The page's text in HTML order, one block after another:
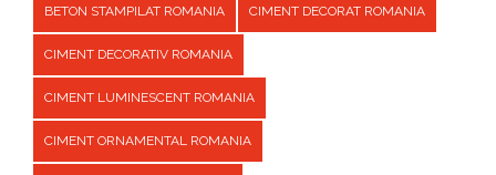
BETON STAMPILAT ROMANIA CIMENT DECORAT ROMANIA
CIMENT DECORATIV ROMANIA
CIMENT LUMINESCENT ROMANIA
CIMENT ORNAMENTAL ROMANIA